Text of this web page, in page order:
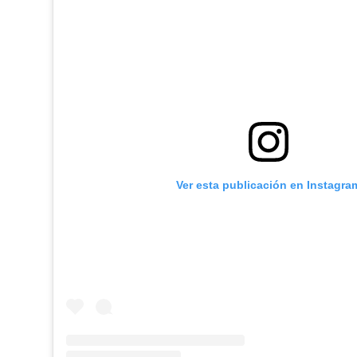
Ver esta publicación en